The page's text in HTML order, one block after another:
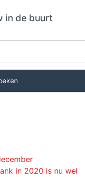
in de buurt
in 2020 is nu wel